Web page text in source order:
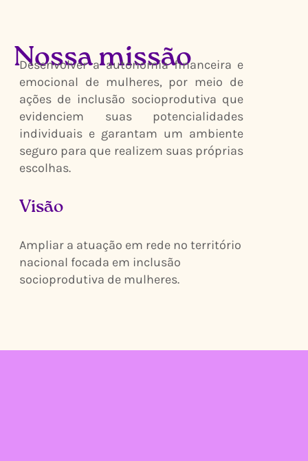
Nossa missão
Desenvolver a autonomia financeira e
emocional de mulheres, por meio de
ações de inclusão socioprodutiva que
evidenciem suas potencialidades
individuais e garantam um ambiente
seguro para que realizem suas próprias
escolhas.
Visão
Ampliar a atuação em rede no território
nacional focada em inclusão
socioprodutiva de mulheres.